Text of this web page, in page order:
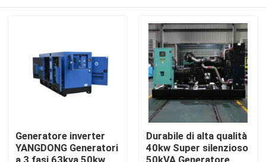
Casa
Generatore inverter
YANGDONG Generatori
Durabile di alta qualità
40kw Super silenzioso